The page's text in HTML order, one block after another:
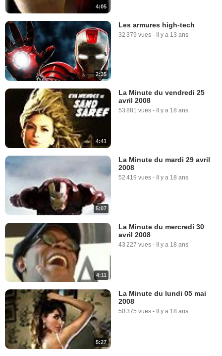
1:10
41 304 vues -Il y a 18 ans
1:19
5 515 vues - Il y a 18 ans
0:43
4:05
2:35
Les armures high-tech
32 379 vues - Il y a 13 ans
4:41
La Minute du vendredi 25
avril 2008
53 881 vues - Il y a 18 ans
5:07
La Minute du mardi 29 avril
2008
52 419 vues - Il y a 18 ans
4:11
La Minute du mercredi 30
avril 2008
43 227 vues - Il y a 18 ans
5:27
La Minute du lundi 05 mai
2008
50 375 vues - Il y a 18 ans